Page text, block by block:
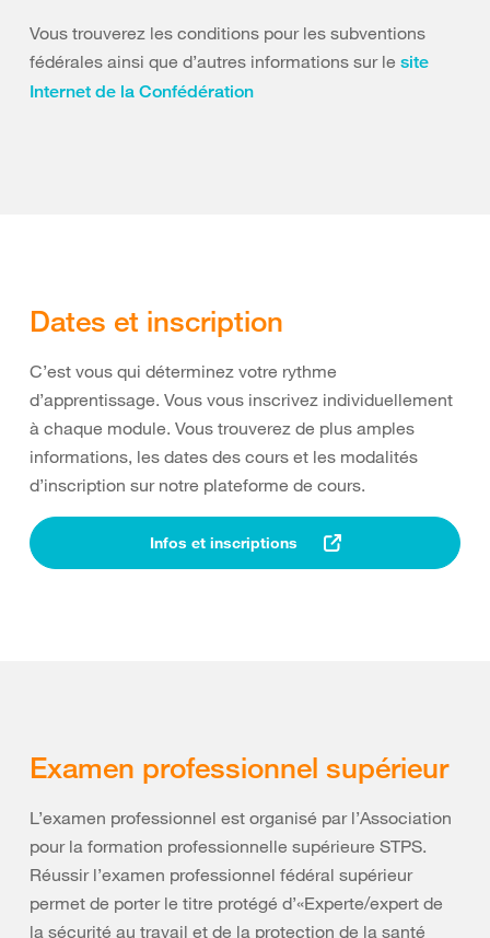
Vous trouverez les conditions pour les subventions
fédérales ainsi que d’autres informations sur le site
Internet de la Confédération
Dates et inscription
C’est vous qui déterminez votre rythme
d’apprentissage. Vous vous inscrivez individuellement
à chaque module. Vous trouverez de plus amples
informations, les dates des cours et les modalités
d’inscription sur notre plateforme de cours.
Infos et inscriptions
Examen professionnel supérieur
L’examen professionnel est organisé par l’Association
pour la formation professionnelle supérieure STPS.
Réussir l’examen professionnel fédéral supérieur
permet de porter le titre protégé d’«Experte/expert de
la sécurité au travail et de la protection de la santé